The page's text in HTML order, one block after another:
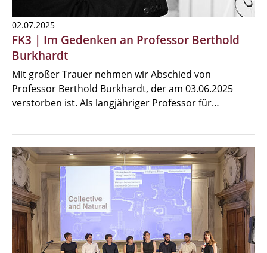
02.07.2025
FK3 | Im Gedenken an Professor Berthold
Burkhardt
Mit großer Trauer nehmen wir Abschied von
Professor Berthold Burkhardt, der am 03.06.2025
verstorben ist. Als langjähriger Professor für…